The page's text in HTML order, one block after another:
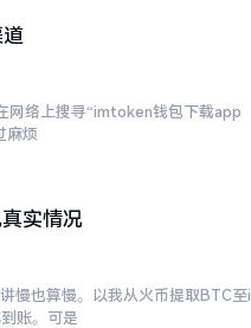
网络上搜寻“imtoken钱包下载app
麻烦
实情况
慢也算慢。以我从火币提取BTC至i
账。可是